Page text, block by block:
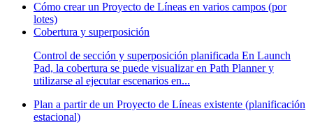
Cómo crear un Proyecto de Líneas en varios campos (por
lotes)
Cobertura y superposición
Control de sección y superposición planificada En Launch
Pad, la cobertura se puede visualizar en Path Planner y
utilizarse al ejecutar escenarios en...
Plan a partir de un Proyecto de Líneas existente (planificación
estacional)